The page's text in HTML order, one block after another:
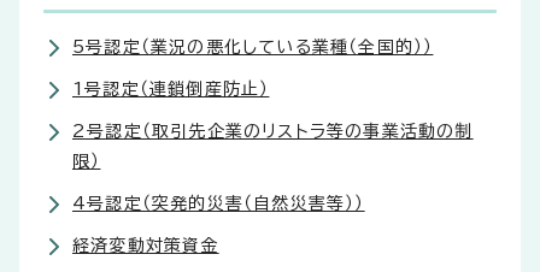
5号認定（業況の悪化している業種（全国的））
1号認定（連鎖倒産防止）
2号認定（取引先企業のリストラ等の事業活動の制
限）
4号認定（突発的災害（自然災害等））
経済変動対策資金